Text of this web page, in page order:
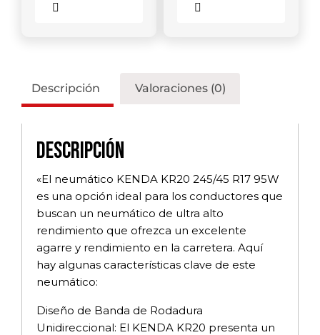
Descripción Valoraciones (0)
Descripción
«El neumático KENDA KR20 245/45 R17 95W
es una opción ideal para los conductores que
buscan un neumático de ultra alto
rendimiento que ofrezca un excelente
agarre y rendimiento en la carretera. Aquí
hay algunas características clave de este
neumático:
Diseño de Banda de Rodadura
Unidireccional: El KENDA KR20 presenta un